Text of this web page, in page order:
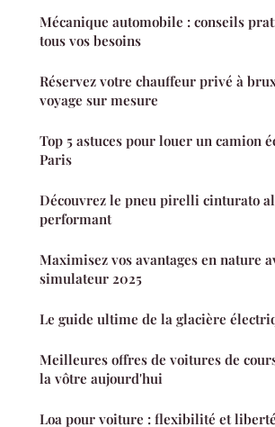
Mécanique automobile : conseils
tous vos besoins
Réservez votre chauffeur privé à
voyage sur mesure
Top 5 astuces pour louer un camion
Paris
Découvrez le pneu pirelli cinturato
performant
Maximisez vos avantages en nature
simulateur 2025
Le guide ultime de la glacière
Meilleures offres de voitures de
la vôtre aujourd'hui
Loa pour voiture : flexibilité et